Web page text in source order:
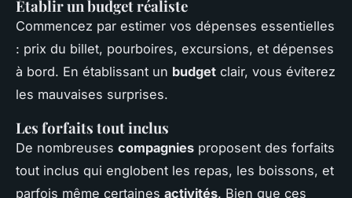
Établir un budget réaliste
Commencez par estimer vos dépenses essentielles
: prix du billet, pourboires, excursions, et dépenses
à bord. En établissant un budget clair, vous éviterez
les mauvaises surprises.
Les forfaits tout inclus
De nombreuses compagnies proposent des forfaits
tout inclus qui englobent les repas, les boissons, et
parfois même certaines activités. Bien que ces